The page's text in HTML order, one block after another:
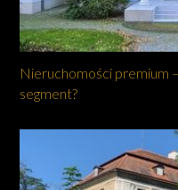
Nieruchomości premium
segment?